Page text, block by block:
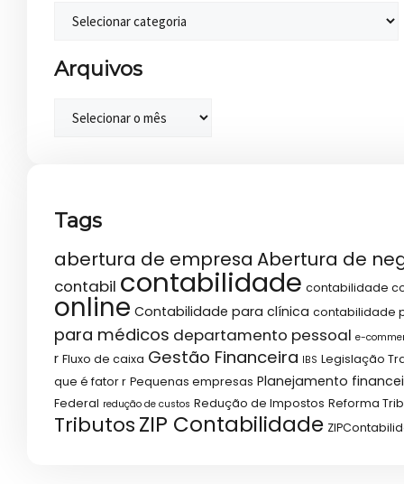
Arquivos
Tags
abertura de empresa Abertura de
contabil contabilidade contabilidade
online Contabilidade para clínica contabilidade
para médicos departamento pessoal e-
r Fluxo de caixa Gestão Financeira IBS Legislação
que é fator r Pequenas empresas Planejamento
Federal redução de custos Redução de Impostos Reforma
TributosZIP Contabilidade